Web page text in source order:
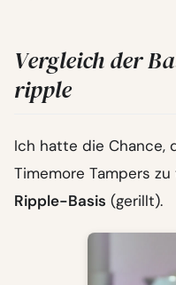
Vergleich der
ripple
Ich hatte die Chance,
Timemore Tampers
Ripple-Basis (gerillt).